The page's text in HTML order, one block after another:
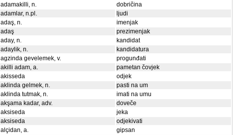
adamakilli, n.
dobričina
adamlar, n.pl.
ljudi
adaş, n.
imenjak
adaş
prezimenjak
aday, n.
kandidat
adaylik, n.
kandidatura
agzinda gevelemek, v.
progunđati
akilli adam, a.
pametan čovjek
akisseda
odjek
aklinda gelmek, n.
pasti na um
aklinda tutmak, n.
imati na umu
akşama kadar, adv.
doveče
aksiseda
jeka
aksiseda
odjekivati
alçidan, a.
gipsan